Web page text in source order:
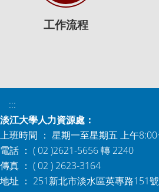
工作流程
:::
淡江大學人力資源處：
上班時間 ： 星期一至星期五 上午
電話 ： ( 02 )2621-5656 轉 2240
傳真 ： ( 02 ) 2623-3164
地址 ： 251新北市淡水區英專路151